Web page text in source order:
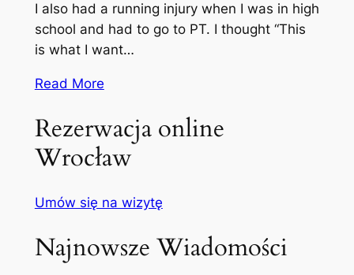
I also had a running injury when I was in high
school and had to go to PT. I thought “This
is what I want…
Read More
Rezerwacja online
Wrocław
Umów się na wizytę
Najnowsze Wiadomości